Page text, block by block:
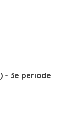
- 3e periode